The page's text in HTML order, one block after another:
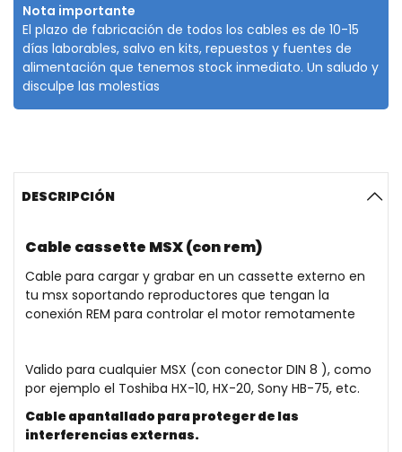
Nota importante
El plazo de fabricación de todos los cables es de 10-15
días laborables, salvo en kits, repuestos y fuentes de
alimentación que tenemos stock inmediato. Un saludo y
disculpe las molestias
DESCRIPCIÓN
Cable cassette MSX (con rem)
Cable para cargar y grabar en un cassette externo en
tu msx soportando reproductores que tengan la
conexión REM para controlar el motor remotamente
Valido para cualquier MSX (con conector DIN 8 ), como
por ejemplo el Toshiba HX-10, HX-20, Sony HB-75, etc.
Cable apantallado para proteger de las
interferencias externas.